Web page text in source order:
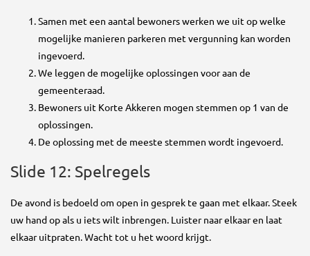
Samen met een aantal bewoners werken we uit op welke
mogelijke manieren parkeren met vergunning kan worden
ingevoerd.
We leggen de mogelijke oplossingen voor aan de
gemeenteraad.
Bewoners uit Korte Akkeren mogen stemmen op 1 van de
oplossingen.
De oplossing met de meeste stemmen wordt ingevoerd.
Slide 12: Spelregels
De avond is bedoeld om open in gesprek te gaan met elkaar. Steek
uw hand op als u iets wilt inbrengen. Luister naar elkaar en laat
elkaar uitpraten. Wacht tot u het woord krijgt.